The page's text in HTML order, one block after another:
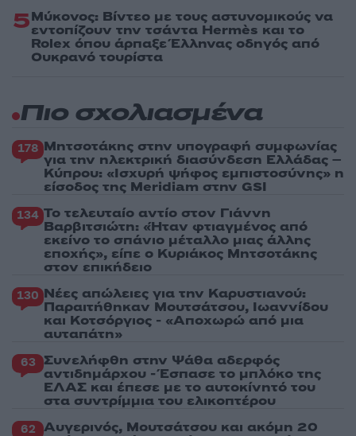
5Μύκονος: Βίντεο με τους αστυνομικούς να
εντοπίζουν την τσάντα Hermès και το
Rolex όπου άρπαξε Έλληνας οδηγός από
Ουκρανό τουρίστα
Πιο σχολιασμένα
178 Μητσοτάκης στην υπογραφή συμφωνίας
για την ηλεκτρική διασύνδεση Ελλάδας –
Κύπρου: «Ισχυρή ψήφος εμπιστοσύνης» η
είσοδος της Meridiam στην GSI
134 Το τελευταίο αντίο στον Γιάννη
Βαρβιτσιώτη: «Ήταν φτιαγμένος από
εκείνο το σπάνιο μέταλλο μιας άλλης
εποχής», είπε ο Κυριάκος Μητσοτάκης
στον επικήδειο
130 Νέες απώλειες για την Καρυστιανού:
Παραιτήθηκαν Μουτσάτσου, Ιωαννίδου
και Κοτσόργιος - «Αποχωρώ από μια
αυταπάτη»
63 Συνελήφθη στην Ψάθα αδερφός
αντιδημάρχου - Έσπασε το μπλόκο της
ΕΛΑΣ και έπεσε με το αυτοκίνητό του
στα συντρίμμια του ελικοπτέρου
62 Αυγερινός, Μουτσάτσου και ακόμη 20